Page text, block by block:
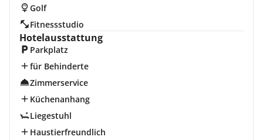
Golf
Fitnessstudio
Hotelausstattung
Parkplatz
für Behinderte
Zimmerservice
Küchenanhang
Liegestuhl
Haustierfreundlich